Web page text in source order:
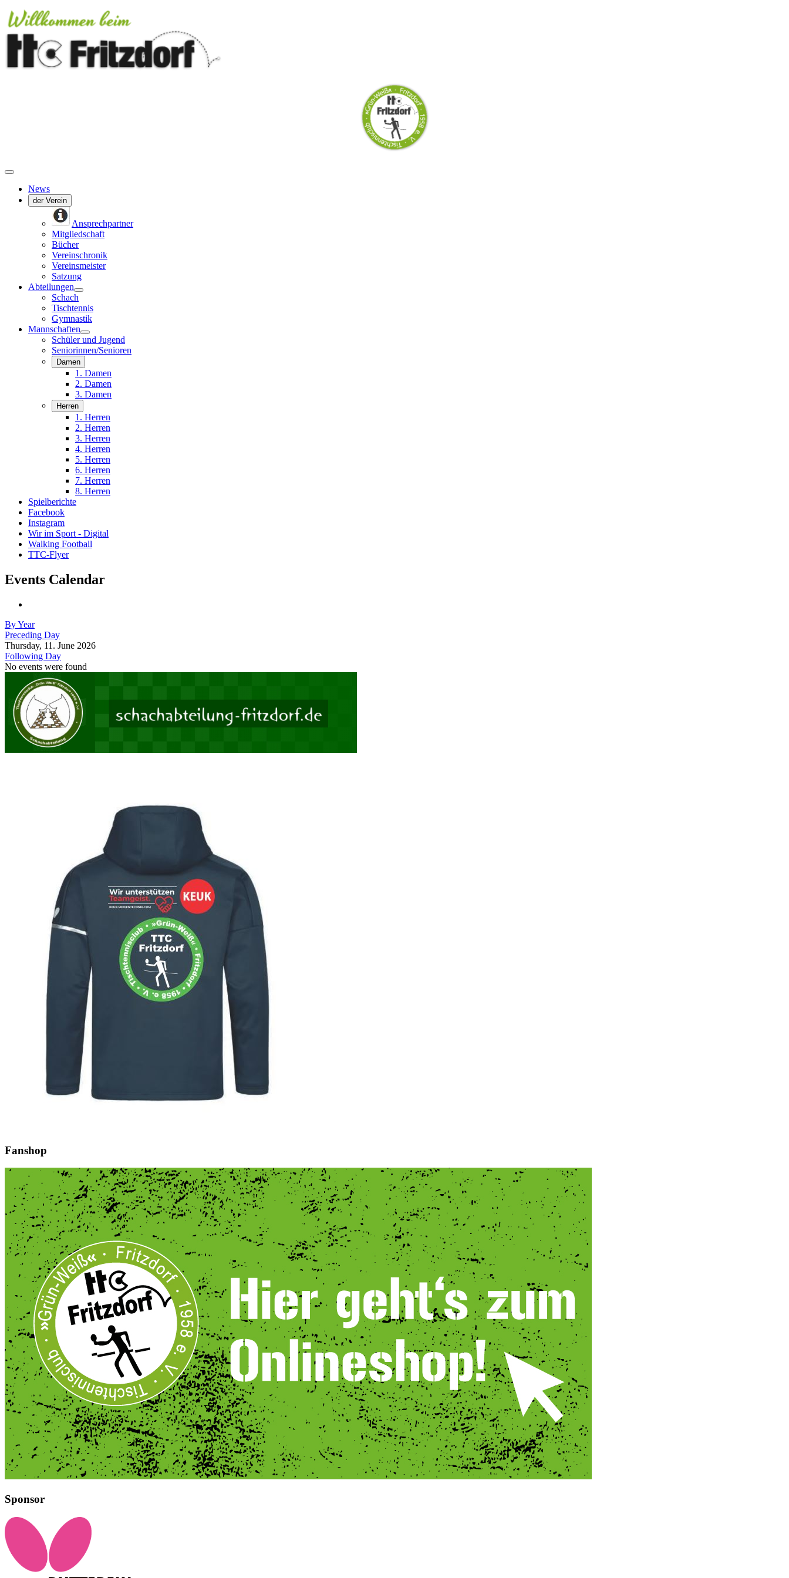
News
der Verein
Ansprechpartner
Mitgliedschaft
Bücher
Vereinschronik
Vereinsmeister
Satzung
Abteilungen
Schach
Tischtennis
Gymnastik
Mannschaften
Schüler und Jugend
Seniorinnen/Senioren
Damen
1. Damen
2. Damen
3. Damen
Herren
1. Herren
2. Herren
3. Herren
4. Herren
5. Herren
6. Herren
7. Herren
8. Herren
Spielberichte
Facebook
Instagram
Wir im Sport - Digital
Walking Football
TTC-Flyer
Events Calendar
By Year
Preceding Day
Thursday, 11. June 2026
Following Day
No events were found
Fanshop
Sponsor